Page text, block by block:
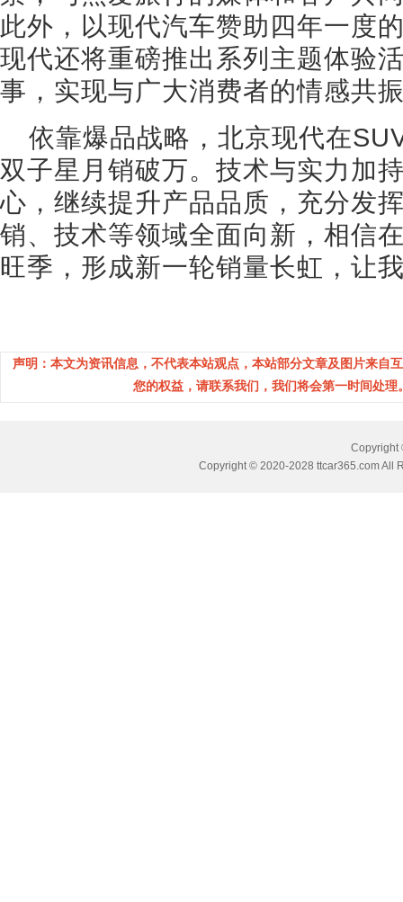
此外，以现代汽车赞助四年一度
现代还将重磅推出系列主题体验
事，实现与广大消费者的情感共
依靠爆品战略，北京现代在
双子星月销破万。技术与实力加
心，继续提升产品品质，充分发
销、技术等领域全面向新，相信
旺季，形成新一轮销量长虹，让
声明：本文为资讯信息，不代表本站观点，本站部分文章及图片来自
您的权益，请联系我们，我们将会第一时间处
Copyright
Copyright © 2020-2028 ttcar365.com All